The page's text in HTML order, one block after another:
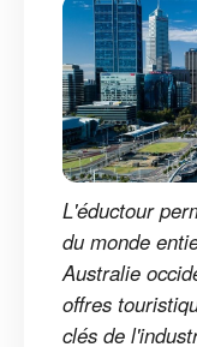
L'éductour
du monde
Australie
offres
clés de